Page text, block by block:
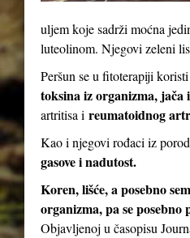
uljem koje sadrži moćna
luteolinom. Njegovi zeleni
Peršun se u fitoterapiji
toksina iz organizma,
artritisa i reumatoidnog
Kao i njegovi rođaci iz
gasove i nadutost.
Koren, lišće, a posebno
organizma, pa se
Objavljenoj u časopisu